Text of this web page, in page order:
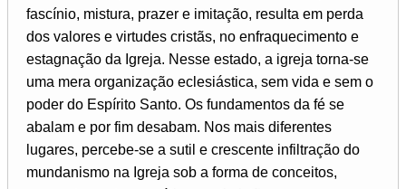
fascínio, mistura, prazer e imitação, resulta em perda
dos valores e virtudes cristãs, no enfraquecimento e
estagnação da Igreja. Nesse estado, a igreja torna-se
uma mera organização eclesiástica, sem vida e sem o
poder do Espírito Santo. Os fundamentos da fé se
abalam e por fim desabam. Nos mais diferentes
lugares, percebe-se a sutil e crescente infiltração do
mundanismo na Igreja sob a forma de conceitos,